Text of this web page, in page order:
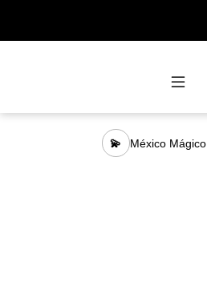
💫 México Mágico